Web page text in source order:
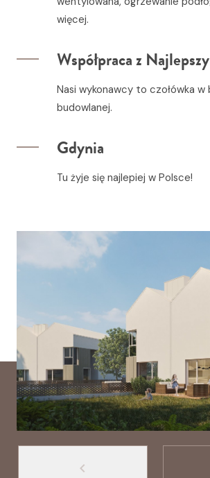
więcej.
Współpraca z
Nasi wykonawcy to czołówka w
budowlanej.
Gdynia
Tu żyje się najlepiej w Polsce!
keyboard_arrow_left